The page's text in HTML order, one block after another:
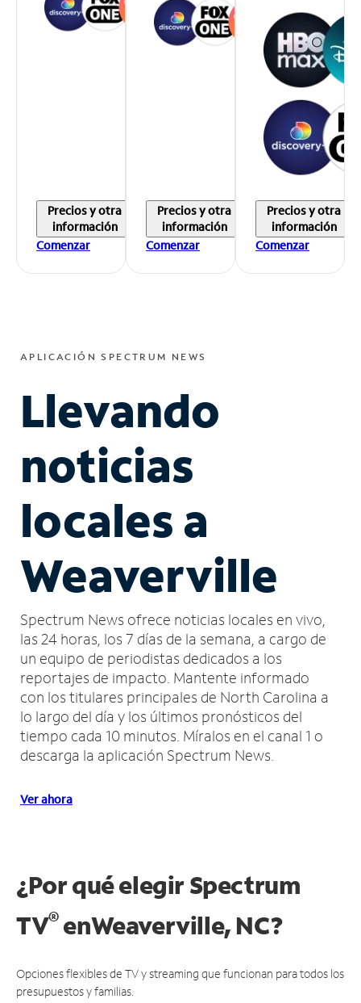
Precios y otra
información
Comenzar
Precios y otra
información
Comenzar
Precios y otra
información
Comenzar
APLICACIÓN SPECTRUM NEWS
Llevando
noticias
locales a
Weaverville
Spectrum News ofrece noticias locales en vivo,
las 24 horas, los 7 días de la semana, a cargo de
un equipo de periodistas dedicados a los
reportajes de impacto. Mantente informado
con los titulares principales de North Carolina a
lo largo del día y los últimos pronósticos del
tiempo cada 10 minutos. Míralos en el canal 1 o
descarga la aplicación Spectrum News.
Ver ahora
¿Por qué elegir Spectrum
TV®enWeaverville, NC?
Opciones flexibles de TV y streaming que funcionan para todos los
presupuestos y familias.